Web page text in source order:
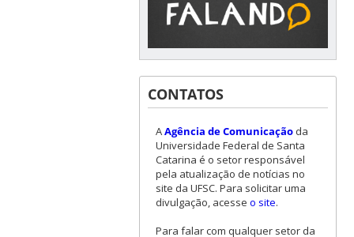
CONTATOS
AAgência de Comunicaçãoda
Universidade Federal de Santa
Catarina é o setor responsável
pela atualização de notícias no
site da UFSC. Para solicitar uma
divulgação, acesse o site.
Para falar com qualquer setor da